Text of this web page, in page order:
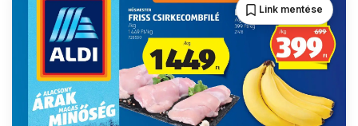
Link mentése